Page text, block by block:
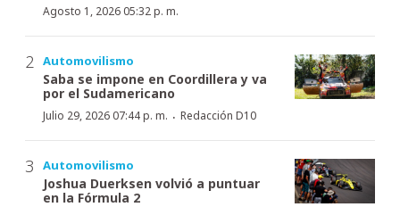
Agosto 1, 2026 05:32 p. m.
Automovilismo
Saba se impone en Coordillera y va
por el Sudamericano
Julio 29, 2026 07:44 p. m. · Redacción D10
Automovilismo
Joshua Duerksen volvió a puntuar
en la Fórmula 2